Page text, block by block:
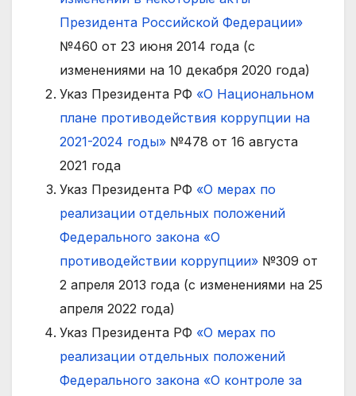
Президента Российской Федерации»
№460 от 23 июня 2014 года (с
изменениями на 10 декабря 2020 года)
Указ Президента РФ «О Национальном
плане противодействия коррупции на
2021-2024 годы» №478 от 16 августа
2021 года
Указ Президента РФ «О мерах по
реализации отдельных положений
Федерального закона «О
противодействии коррупции» №309 от
2 апреля 2013 года (с изменениями на 25
апреля 2022 года)
Указ Президента РФ «О мерах по
реализации отдельных положений
Федерального закона «О контроле за